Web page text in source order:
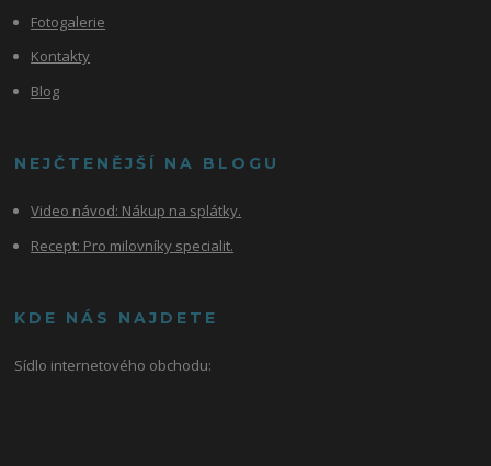
Fotogalerie
Kontakty
Blog
NEJČTENĚJŠÍ NA BLOGU
Video návod: Nákup na splátky.
Recept: Pro milovníky specialit.
KDE NÁS NAJDETE
Sídlo internetového obchodu: